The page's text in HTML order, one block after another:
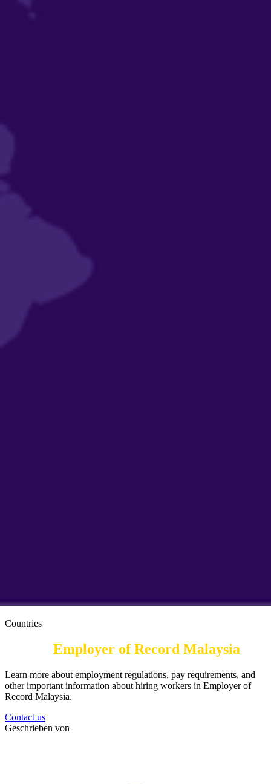
Countries
Employer of Record Malaysia
Learn more about employment regulations, pay requirements, and
other important information about hiring workers in Employer of
Record Malaysia.
Contact us
Geschrieben von